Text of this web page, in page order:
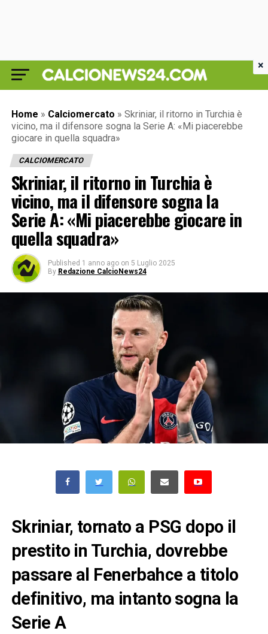
Home » Calciomercato » Skriniar, il ritorno in Turchia è
vicino, ma il difensore sogna la Serie A: «Mi piacerebbe
giocare in quella squadra»
CALCIOMERCATO
Skriniar, il ritorno in Turchia è
vicino, ma il difensore sogna la
Serie A: «Mi piacerebbe giocare in
quella squadra»
Published 1 anno ago on 5 Luglio 2025
By Redazione CalcioNews24
Skriniar, tornato a PSG dopo il
prestito in Turchia, dovrebbe
passare al Fenerbahce a titolo
definitivo, ma intanto sogna la
Serie A
×